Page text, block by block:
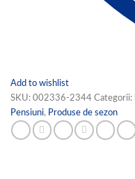
Add to wishlist
SKU: 002336-2344 Categorii:
Pensiuni, Produse de sezon